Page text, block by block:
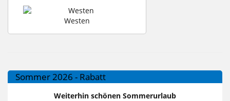
Westen
Sommer 2026 - Rabatt
Weiterhin schönen Sommerurlaub